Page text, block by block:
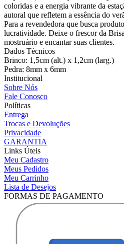
coloridas e a energia vibrante da
autoral que refletem a essência do
Para a revendedora que busca
lucratividade. Deixe o frescor da
mostruário e encantar suas clientes.
Dados Técnicos
Brinco: 1,5cm (alt.) x 1,2cm (larg.)
Pedra: 8mm x 6mm
Institucional
Sobre Nós
Fale Conosco
Políticas
Entrega
Trocas e Devoluções
Privacidade
GARANTIA
Links Úteis
Meu Cadastro
Meus Pedidos
Meu Carrinho
Lista de Desejos
FORMAS DE PAGAMENTO